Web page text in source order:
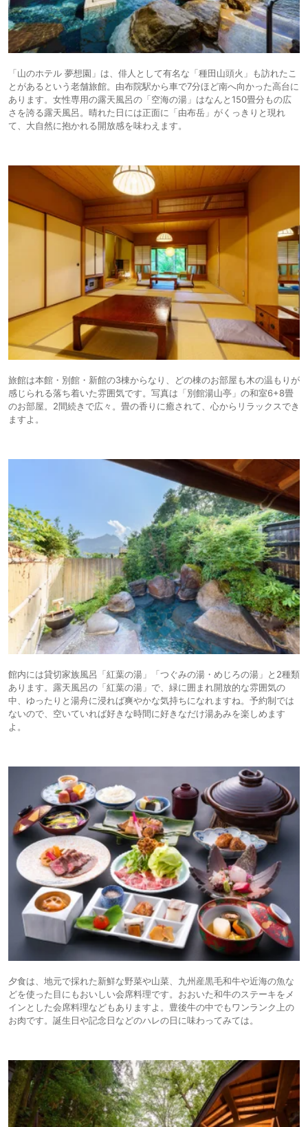
「山のホテル 夢想園」は、俳人として有名な「種田山頭火」も訪れたこ
とがあるという老舗旅館。由布院駅から車で7分ほど南へ向かった高台に
あります。女性専用の露天風呂の「空海の湯」はなんと150畳分もの広
さを誇る露天風呂。晴れた日には正面に「由布岳」がくっきりと現れ
て、大自然に抱かれる開放感を味わえます。
旅館は本館・別館・新館の3棟からなり、どの棟のお部屋も木の温もりが
感じられる落ち着いた雰囲気です。写真は「別館湯山亭」の和室6+8畳
のお部屋。2間続きで広々。畳の香りに癒されて、心からリラックスでき
ますよ。
館内には貸切家族風呂「紅葉の湯」「つぐみの湯・めじろの湯」と2種類
あります。露天風呂の「紅葉の湯」で、緑に囲まれ開放的な雰囲気の
中、ゆったりと湯舟に浸れば爽やかな気持ちになれますね。予約制では
ないので、空いていれば好きな時間に好きなだけ湯あみを楽しめます
よ。
夕食は、地元で採れた新鮮な野菜や山菜、九州産黒毛和牛や近海の魚な
どを使った目にもおいしい会席料理です。おおいた和牛のステーキをメ
インとした会席料理などもありますよ。豊後牛の中でもワンランク上の
お肉です。誕生日や記念日などのハレの日に味わってみては。